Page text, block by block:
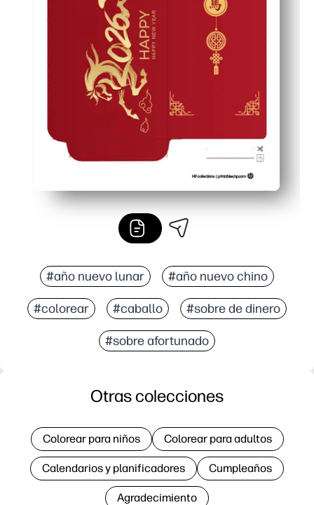
#año nuevo lunar #año nuevo chino
#colorear #caballo #sobre de dinero
#sobre afortunado
Otras colecciones
Colorear para niños Colorear para adultos
Calendarios y planificadores Cumpleaños
Agradecimiento